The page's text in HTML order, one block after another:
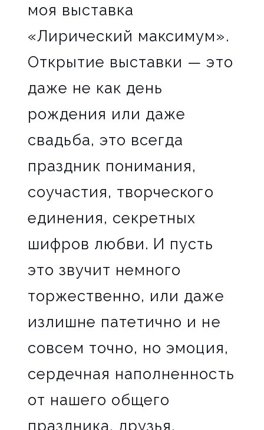
моя выставка
«Лирический максимум».
Открытие выставки — это
даже не как день
рождения или даже
свадьба, это всегда
праздник понимания,
соучастия, творческого
единения, секретных
шифров любви. И пусть
это звучит немного
торжественно, или даже
излишне патетично и не
совсем точно, но эмоция,
сердечная наполненность
от нашего общего
праздника, друзья,